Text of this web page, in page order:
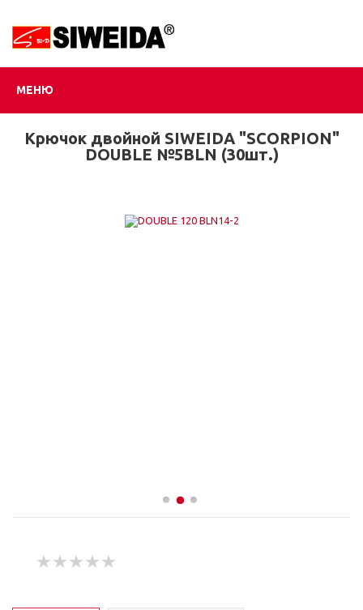
МЕНЮ
Крючок двойной SIWEIDA "SCORPION"
DOUBLE №5BLN (30шт.)